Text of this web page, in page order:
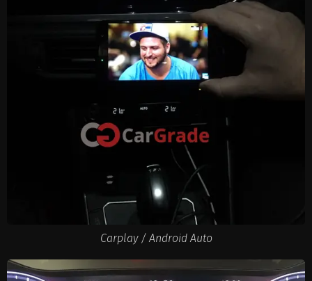
Carplay / Android Auto